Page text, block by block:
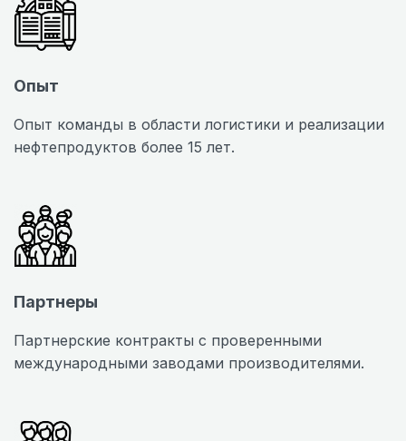
Опыт
Опыт команды в области логистики и реализации
нефтепродуктов более 15 лет.
Партнеры
Партнерские контракты с проверенными
международными заводами производителями.